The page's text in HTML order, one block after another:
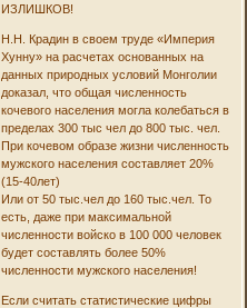
ИЗЛИШКОВ!
Н.Н. Крадин в своем труде «Империя
Хунну» на расчетах основанных на
данных природных условий Монголии
доказал, что общая численность
кочевого населения могла колебаться в
пределах 300 тыс чел до 800 тыс. чел.
При кочевом образе жизни численность
мужского населения составляет 20%
(15-40лет)
Или от 50 тыс.чел до 160 тыс.чел. То
есть, даже при максимальной
численности войско в 100 000 человек
будет составлять более 50%
численности мужского населения!
Если считать статистические цифры